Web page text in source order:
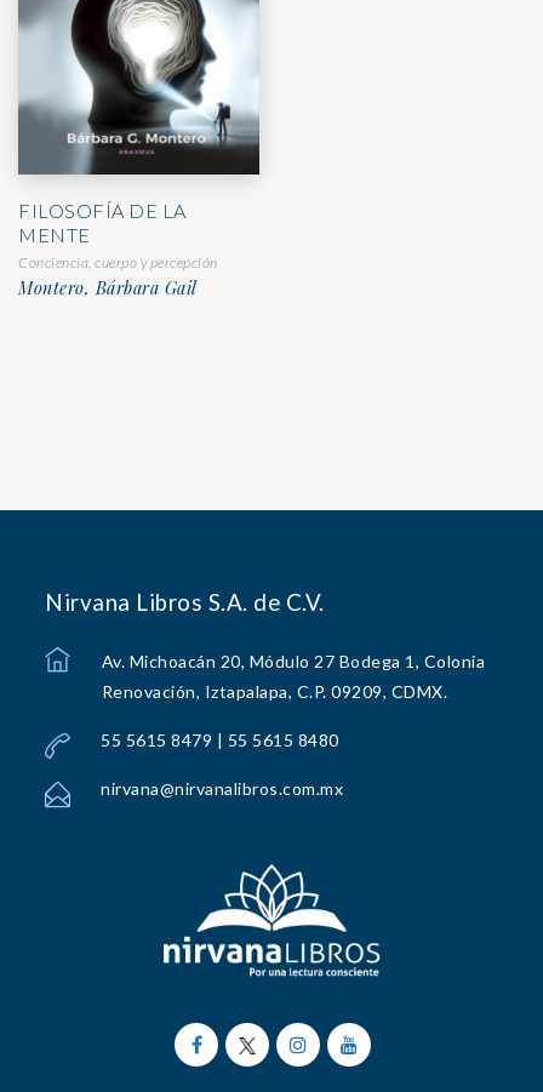
FILOSOFÍA DE LA
MENTE
Conciencia, cuerpo y percepción
Montero, Bárbara Gail
Nirvana Libros S.A. de C.V.
Av. Michoacán 20, Módulo 27 Bodega 1, Colonia
Renovación, Iztapalapa, C.P. 09209, CDMX.
55 5615 8479 | 55 5615 8480
nirvana@nirvanalibros.com.mx